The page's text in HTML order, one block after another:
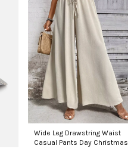
Wide Leg Drawstring Waist
Casual Pants Day Christmas